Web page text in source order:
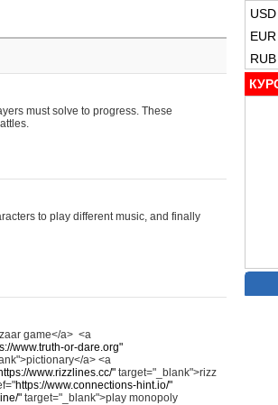
must solve to progress. These
to play different music, and finally
game</a> <a
www.truth-or-dare.org"
a> <a
www.rizzlines.cc/" target="_blank">rizz
https://www.connections-hint.io/"
" target="_blank">play monopoly